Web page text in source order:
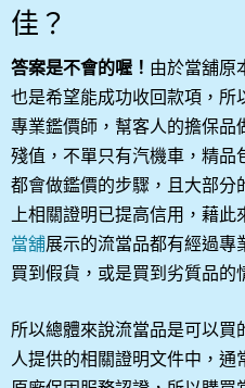
佳？
答案是不會的喔！ 由於當舖原
也是希望能成功收回款項，所
專業鑑價師，幫客人的擔保品
殘值，不單只有汽機車，精品
都會做鑑價的步驟，且大部分
上相關證明已提高信用，藉
當舖展示的流當品都有經過專
買到假貨，或是買到劣質品的
所以總體來說流當品是可以
人提供的相關證明文件中，